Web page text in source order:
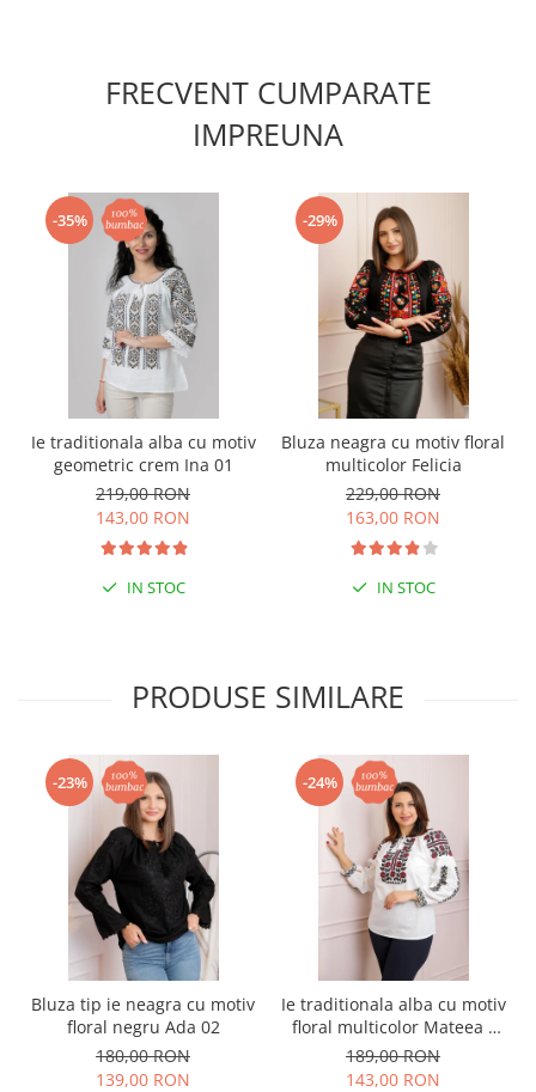
FRECVENT CUMPARATE
IMPREUNA
-35%
Ie traditionala alba cu motiv
geometric crem Ina 01
219,00 RON
143,00 RON
IN STOC
-29%
Bluza neagra cu motiv floral
multicolor Felicia
229,00 RON
163,00 RON
IN STOC
PRODUSE SIMILARE
-23%
Bluza tip ie neagra cu motiv
floral negru Ada 02
180,00 RON
139,00 RON
-24%
Ie traditionala alba cu motiv
floral multicolor Mateea -
maneca lunga
189,00 RON
143,00 RON